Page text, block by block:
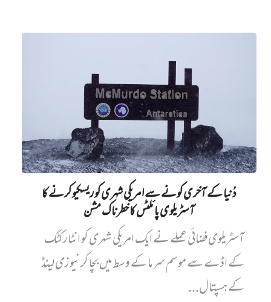
دُنیا کے آخری کونے سے امریکی شہری کو ریسکیو کرنے کا
آسٹریلوی پائلٹس کا خطرناک مشن
آسٹریلوی فضائی عملے نے ایک امریکی شہری کو انٹارکٹک
کے اڈے سے موسم سرما کے وسط میں بچا کر نیوزی لینڈ
کے ہسپتال...